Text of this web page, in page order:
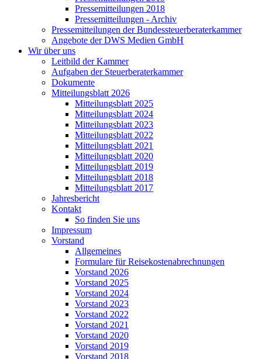
Pressemitteilungen 2018
Pressemitteilungen - Archiv
Pressemitteilungen der Bundessteuerberaterkammer
Angebote der DWS Medien GmbH
Wir über uns
Leitbild der Kammer
Aufgaben der Steuerberaterkammer
Dokumente
Mitteilungsblatt 2026
Mitteilungsblatt 2025
Mitteilungsblatt 2024
Mitteilungsblatt 2023
Mitteilungsblatt 2022
Mitteilungsblatt 2021
Mitteilungsblatt 2020
Mitteilungsblatt 2019
Mitteilungsblatt 2018
Mitteilungsblatt 2017
Jahresbericht
Kontakt
So finden Sie uns
Impressum
Vorstand
Allgemeines
Formulare für Reisekostenabrechnungen
Vorstand 2026
Vorstand 2025
Vorstand 2024
Vorstand 2023
Vorstand 2022
Vorstand 2021
Vorstand 2020
Vorstand 2019
Vorstand 2018